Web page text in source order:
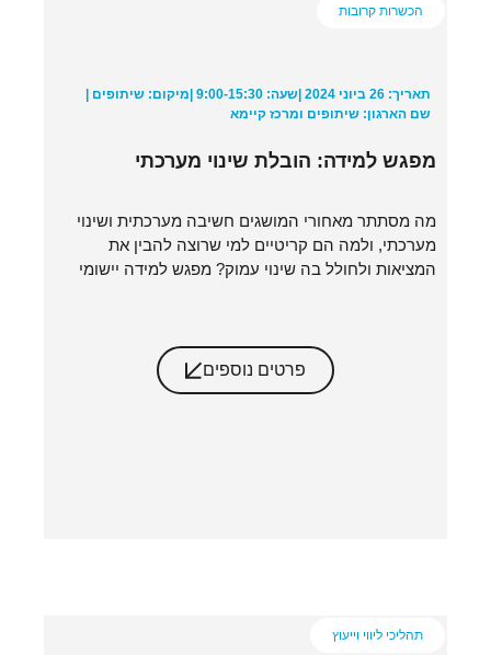
הכשרות קרובות
תאריך: 26 ביוני 2024 | שעה: 9:00-15:30 |
מיקום: שיתופים |
שם הארגון: שיתופים ומרכז קיימא
מפגש למידה: הובלת שינוי מערכתי
מה מסתתר מאחורי המושגים חשיבה מערכתית ושינוי
מערכתי, ולמה הם קריטיים למי שרוצה להבין את
המציאות ולחולל בה שינוי עמוק? מפגש למידה יישומי
פרטים נוספים
תהליכי ליווי וייעוץ